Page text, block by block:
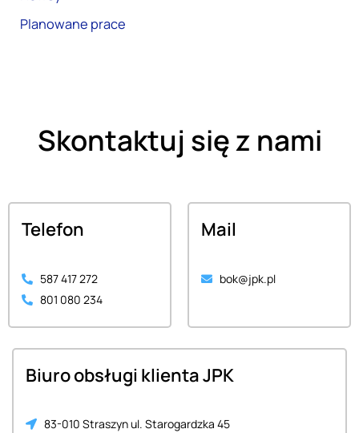
Planowane prace
Skontaktuj się z nami
Telefon
587 417 272
801 080 234
Mail
bok@jpk.pl
Biuro obsługi klienta JPK
83-010 Straszyn ul. Starogardzka 45